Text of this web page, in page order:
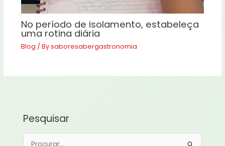
No período de isolamento, estabeleça
uma rotina diária
Blog / Bysaboresabergastronomia
Pesquisar